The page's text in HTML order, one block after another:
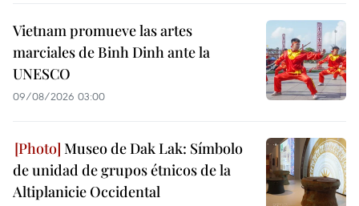
Vietnam promueve las artes
marciales de Binh Dinh ante la
UNESCO
09/08/2026 03:00
Museo de Dak Lak: Símbolo
de unidad de grupos étnicos de la
Altiplanicie Occidental